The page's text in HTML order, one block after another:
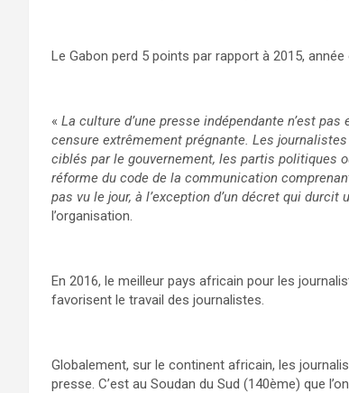
Le Gabon perd 5 points par rapport à 2015,
« La culture d’une presse indépendante n’est
censure extrêmement prégnante. Les
ciblés par le gouvernement, les partis politiques
réforme du code de la communication
pas vu le jour, à l’exception d’un décret qui
l’organisation.
En 2016, le meilleur pays africain pour les
favorisent le travail des journalistes.
Globalement, sur le continent africain, les
presse. C’est au Soudan du Sud (140ème) que